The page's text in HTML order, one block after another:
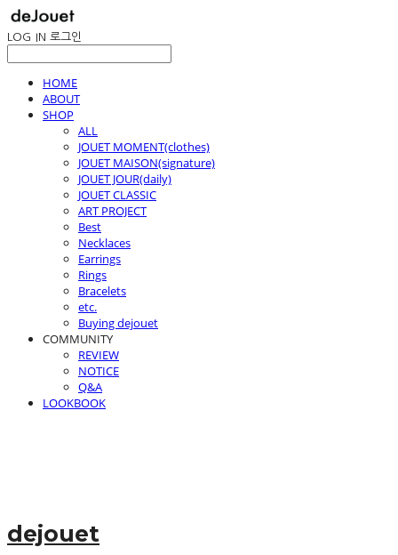
LOG IN 로그인
HOME
ABOUT
SHOP
ALL
JOUET MOMENT(clothes)
JOUET MAISON(signature)
JOUET JOUR(daily)
JOUET CLASSIC
ART PROJECT
Best
Necklaces
Earrings
Rings
Bracelets
etc.
Buying dejouet
COMMUNITY
REVIEW
NOTICE
Q&A
LOOKBOOK
dejouet